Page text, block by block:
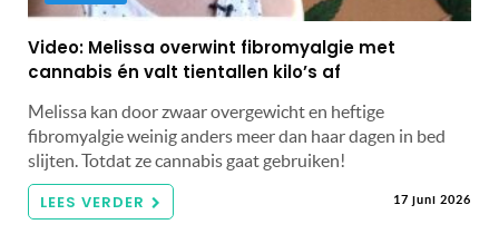
Video: Melissa overwint fibromyalgie met
cannabis én valt tientallen kilo’s af
Melissa kan door zwaar overgewicht en heftige
fibromyalgie weinig anders meer dan haar dagen in bed
slijten. Totdat ze cannabis gaat gebruiken!
LEES VERDER 17 juni 2026